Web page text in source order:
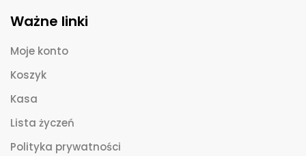
Ważne linki
Moje konto
Koszyk
Kasa
Lista życzeń
Polityka prywatności